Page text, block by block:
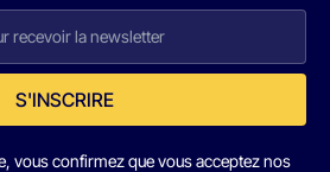
S'INSCRIRE
vous confirmez que vous acceptez nos